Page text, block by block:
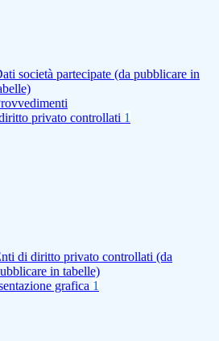
società partecipate (da pubblicare in
privato controllati 1
di diritto privato controllati (da
in tabelle)
grafica 1